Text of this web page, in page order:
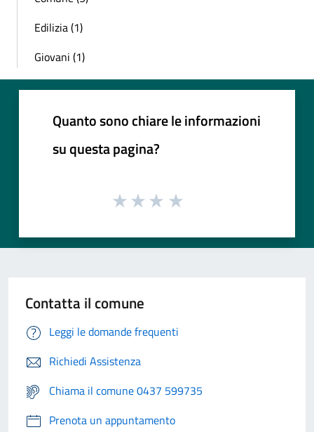
Edilizia (1)
Giovani (1)
Quanto sono chiare le informazioni
su questa pagina?
Contatta il comune
Leggi le domande frequenti
Richiedi Assistenza
Chiama il comune 0437 599735
Prenota un appuntamento